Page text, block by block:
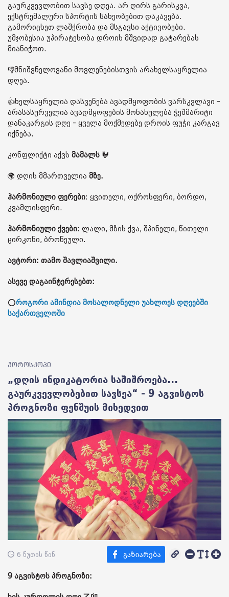
გაურკვევლობით სავსე დღეა. არ ღირს გარისკვა,
ექსტრემალური სპორტის სახეობებით დაკავება.
გამორიცხეთ ლაშქრობა და მსგავსი აქტივობები.
უმჯობესია უპირატესობა დროის მშვიდად გატარებას
მიანიჭოთ.
👎მნიშვნელოვანი მოვლენებისთვის არახელსაყრელია
დღეა.
👍ხელსაყრელია დასვენება ავადმყოფობის ვარსკვლავი -
არასასურველია ავადმყოფების მონახულება ჭეშმარიტი
დანაკარგის დღე - ყველა მოქმედებე დროის ფუჭი კარგავ
იქნება.
კონფლიქტი აქვს მამალს 🐓
🌍 დღის მმართველია მზე.
ჰარმონიული ფერები: ყვითელი, ოქროსფერი, ბორდო,
კვამლისფერი.
ჰარმონიული ქვები: ლალი, მზის ქვა, შპინელი, წითელი
ცირკონი, ბროწეული.
ავტორი: თამო შავლიაშვილი.
ასევე დაგაინტერესებთ:
⭕როგორი ამინდია მოსალოდნელი უახლოეს დღეებში
საქართველოში
ჰოროსკოპი
„დღის ინდიკატორია საშიშროება...
გაურკვევლობებით სავსეა“ - 9 აგვისტოს
პროგნოზი ფენშუის მიხედვით
6 წუთის წინ
9 აგვისტოს პროგნოზი: